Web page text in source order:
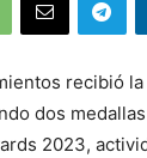
recibió
dos
2023,